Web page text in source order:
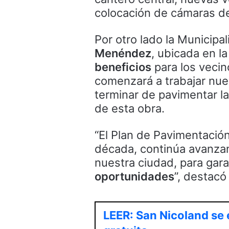
colocación de cámaras
Por otro lado la
Menéndez, ubicada en
beneficios para los
comenzará a trabajar
terminar de pavimentar
de esta obra.
“El Plan de
década, continúa
nuestra ciudad, para
oportunidades”,
LEER: San Nicoland